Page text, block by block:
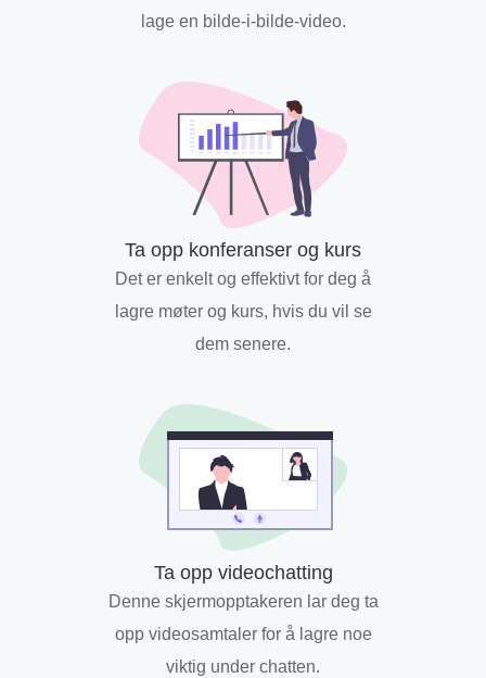
lage en bilde-i-bilde-video.
Ta opp konferanser og kurs
Det er enkelt og effektivt for deg å
lagre møter og kurs, hvis du vil se
dem senere.
Ta opp videochatting
Denne skjermopptakeren lar deg ta
opp videosamtaler for å lagre noe
viktig under chatten.